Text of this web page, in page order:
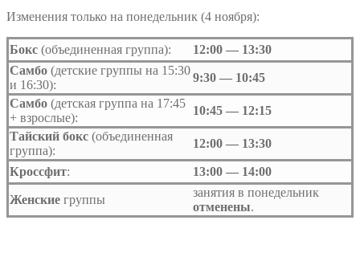
Изменения только на понедельник (4 ноября):
Бокс (объединенная группа):
12:00 — 13:30
Самбо (детские группы на 15:30
и 16:30):
9:30 — 10:45
Самбо (детская группа на 17:45
+ взрослые):
10:45 — 12:15
Тайский бокс (объединенная
группа):
12:00 — 13:30
Кроссфит: 13:00 — 14:00
Женские группы
занятия в понедельник
отменены.